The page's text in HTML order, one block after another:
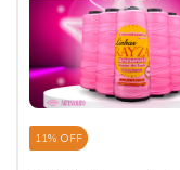
11% OFF